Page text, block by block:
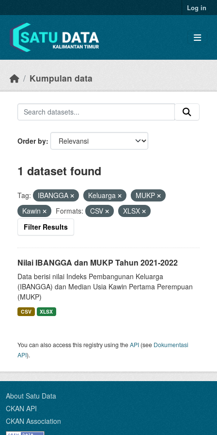
Log in
Kumpulan data
Order by
1 dataset found
Tag: IBANGGA Keluarga
MUKP
Kawin
Formats: CSV
XLSX
Filter Results
Nilai IBANGGA dan MUKP Tahun 2021-2022
Data berisi nilai Indeks Pembangunan Keluarga
(IBANGGA) dan Median Usia Kawin Pertama Perempuan
(MUKP)
CSV XLSX
You can also access this registry using theAPI (see Dokumentasi
API).
About Satu Data
CKAN API
CKAN Association